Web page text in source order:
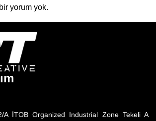
yorum yok.
A İTOB Organized Industrial Zone Tekeli A